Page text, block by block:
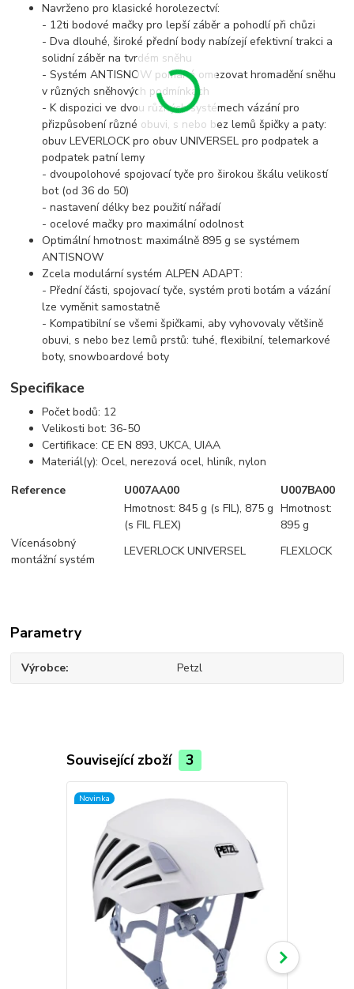
Navrženo pro klasické horolezectví:
- 12ti bodové mačky pro lepší záběr a pohodlí při chůzi
- Dva dlouhé, široké přední body nabízejí efektivní trakci a
solidní záběr na tvrdém sněhu
- Systém ANTISNOW pomáhá omezovat hromadění sněhu
v různých sněhových podmínkách
- K dispozici ve dvou různých systémech vázání pro
přizpůsobení různé obuvi, s nebo bez lemů špičky a paty:
obuv LEVERLOCK pro obuv UNIVERSEL pro podpatek a
podpatek patní lemy
- dvoupolohové spojovací tyče pro širokou škálu velikostí
bot (od 36 do 50)
- nastavení délky bez použití nářadí
- ocelové mačky pro maximální odolnost
Optimální hmotnost: maximálně 895 g se systémem
ANTISNOW
Zcela modulární systém ALPEN ADAPT:
- Přední části, spojovací tyče, systém proti botám a vázání
lze vyměnit samostatně
- Kompatibilní se všemi špičkami, aby vyhovovaly většině
obuvi, s nebo bez lemů prstů: tuhé, flexibilní, telemarkové
boty, snowboardové boty
Specifikace
Počet bodů: 12
Velikosti bot: 36-50
Certifikace: CE EN 893, UKCA, UIAA
Materiál(y): Ocel, nerezová ocel, hliník, nylon
Reference
U007AA00
U007BA00
Hmotnost: 845 g (s FIL), 875 g
(s FIL FLEX)
Hmotnost:
895 g
Vícenásobný
montážní systém
LEVERLOCK UNIVERSEL FLEXLOCK
Parametry
Výrobce Petzl
Související zboží 3
Novinka